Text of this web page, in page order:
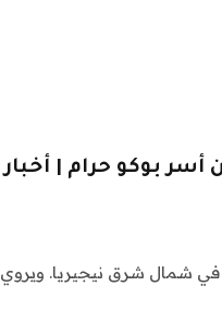
أسر بوكو حرام | أخبار
حرام في شمال شرق نيجيريا. ويروي